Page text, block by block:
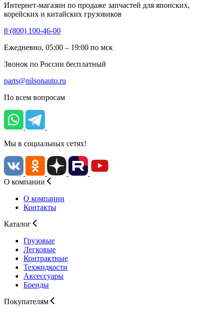
Интернет-магазин по продаже запчастей для японских,
корейских и китайских грузовиков
8 (800) 100-46-00
Ежедневно, 05:00 – 19:00 по мск
Звонок по России бесплатный
parts@nilsonauto.ru
По всем вопросам
Мы в социальных сетях!
О компании
О компании
Контакты
Каталог
Грузовые
Легковые
Контрактные
Техжидкости
Аксессуары
Бренды
Покупателям